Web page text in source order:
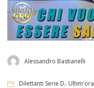
Alessandro Bastianelli
Dilettanti Serie D, Ultim'ora